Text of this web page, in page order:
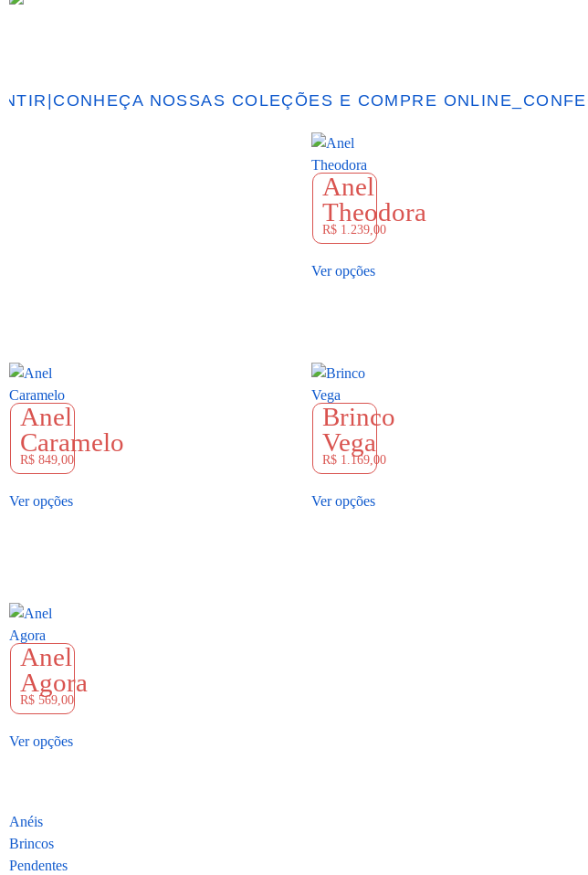
|CONHEÇA NOSSAS COLEÇÕES E COMPRE ONLINE_
Anel
Theodora
R$ 1.239,00
Ver opções
Anel
Caramelo
R$ 849,00
Ver opções
Brinco
Vega
R$ 1.169,00
Ver opções
Anel
Agora
R$ 569,00
Ver opções
Anéis
Brincos
Pendentes